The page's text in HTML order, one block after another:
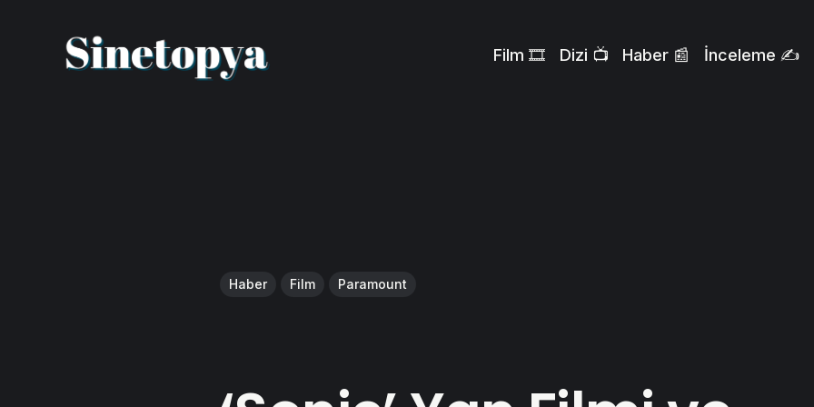
Film 🎞️ Dizi 📺 Haber 📰 İnceleme ✍️
Haber Film Paramount